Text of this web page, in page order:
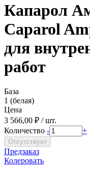
Капарол
Caparol
для
работ
База
1 (белая)
Цена
3 566,00 ₽ / шт.
Количество - +
Предзаказ
Колеровать